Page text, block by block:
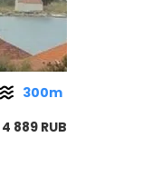
4 889 RUB
300m